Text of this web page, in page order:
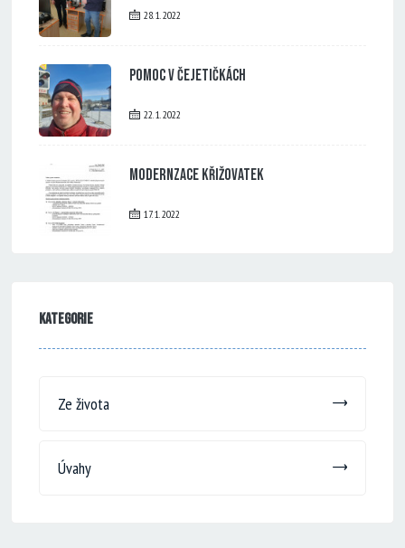
28. 1. 2022
Pomoc v Čejetičkách
22. 1. 2022
Modernzace křižovatek
17. 1. 2022
Kategorie
Ze života
Úvahy